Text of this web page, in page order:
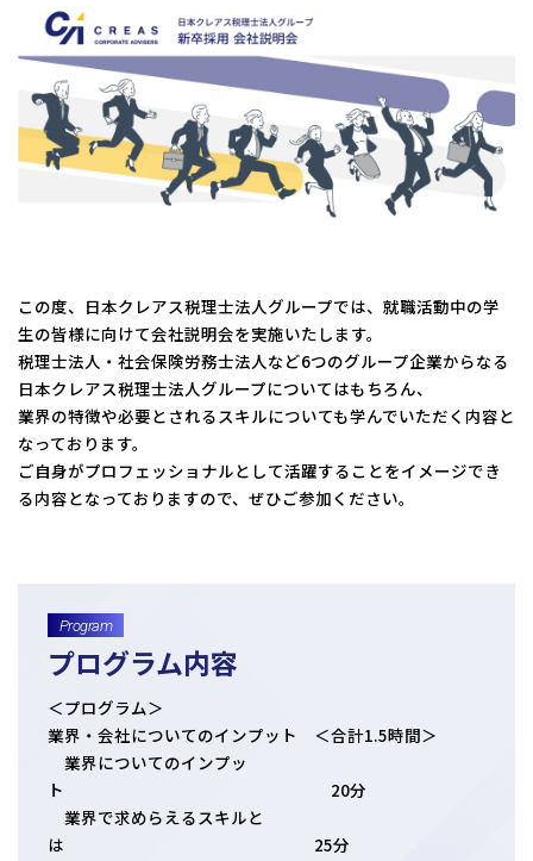
コーポレートサイトTOPへ
MyKomon
お問い合わせフォーム
拠点一覧
東京本社東京中野本部埼玉川口本部 千葉本部高崎本部
富山本部高岡本部大阪本部 北大阪本部 神戸三宮本部 福山本部
宮崎本部
グループ企業一覧
株式会社コーポレート・アドバイザーズM&A
株式会社日本クレアスBPOサポート
株式会社日本クレアス財産サポート
企業情報
企業理念 グループ概要
グループの強み
グループ企業一覧
この度、日本クレアス税理士法人グループでは、就職活動中の学
生の皆様に向けて会社説明会を実施いたします。
税理士法人・社会保険労務士法人など6つのグループ企業からなる
日本クレアス税理士法人グループについてはもちろん、
業界の特徴や必要とされるスキルについても学んでいただく内容と
なっております。
ご自身がプロフェッショナルとして活躍することをイメージでき
る内容となっておりますので、ぜひご参加ください。
Program
プログラム内容
＜プログラム＞
業界・会社についてのインプット ＜合計1.5時間＞
業界についてのインプッ
ト 20分
業界で求めらえるスキルと
は 25分